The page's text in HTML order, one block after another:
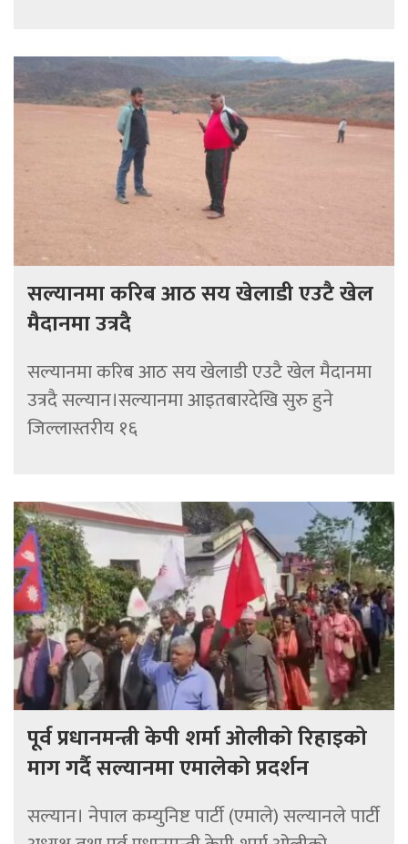
सल्यानमा करिब आठ सय खेलाडी एउटै खेल
मैदानमा उत्रदै
सल्यानमा करिब आठ सय खेलाडी एउटै खेल मैदानमा
उत्रदै सल्यान।सल्यानमा आइतबारदेखि सुरु हुने
जिल्लास्तरीय १६
पूर्व प्रधानमन्त्री केपी शर्मा ओलीको रिहाइको
माग गर्दै सल्यानमा एमालेको प्रदर्शन
सल्यान। नेपाल कम्युनिष्ट पार्टी (एमाले) सल्यानले पार्टी